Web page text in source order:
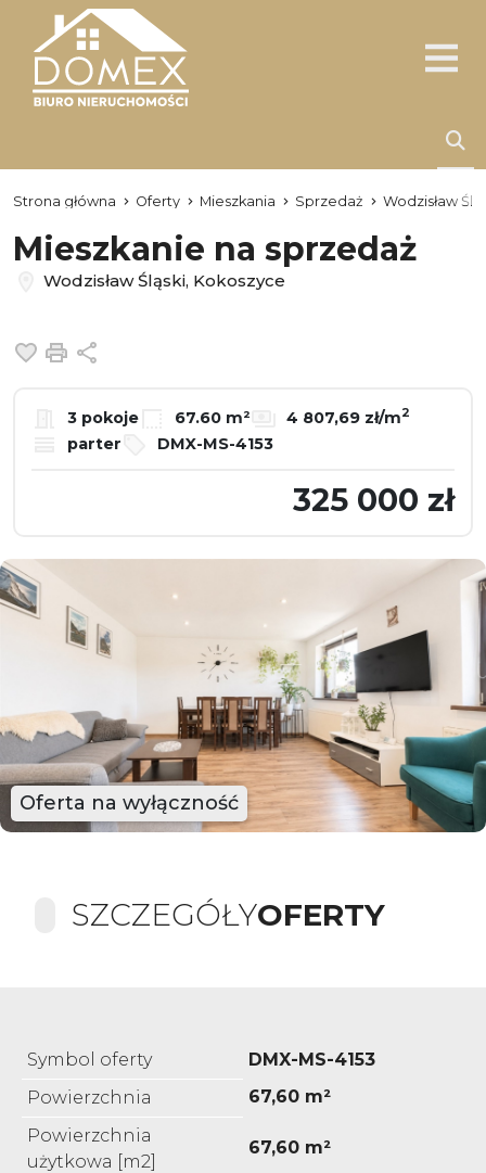
Strona główna Oferty Mieszkania Sprzedaż Wodzisław
Mieszkanie na sprzedaż
Wodzisław Śląski, Kokoszyce
Dodaj do ulubionych
Drukuj
3 pokoje 67.60 m² 4 807,69 zł/m2
parter DMX-MS-4153
325 000 zł
Oferta na wyłączność
SZCZEGÓŁYOFERTY
Symbol oferty
DMX-MS-4153
Powierzchnia
67,60 m²
Powierzchnia
użytkowa [m2]
67,60 m²